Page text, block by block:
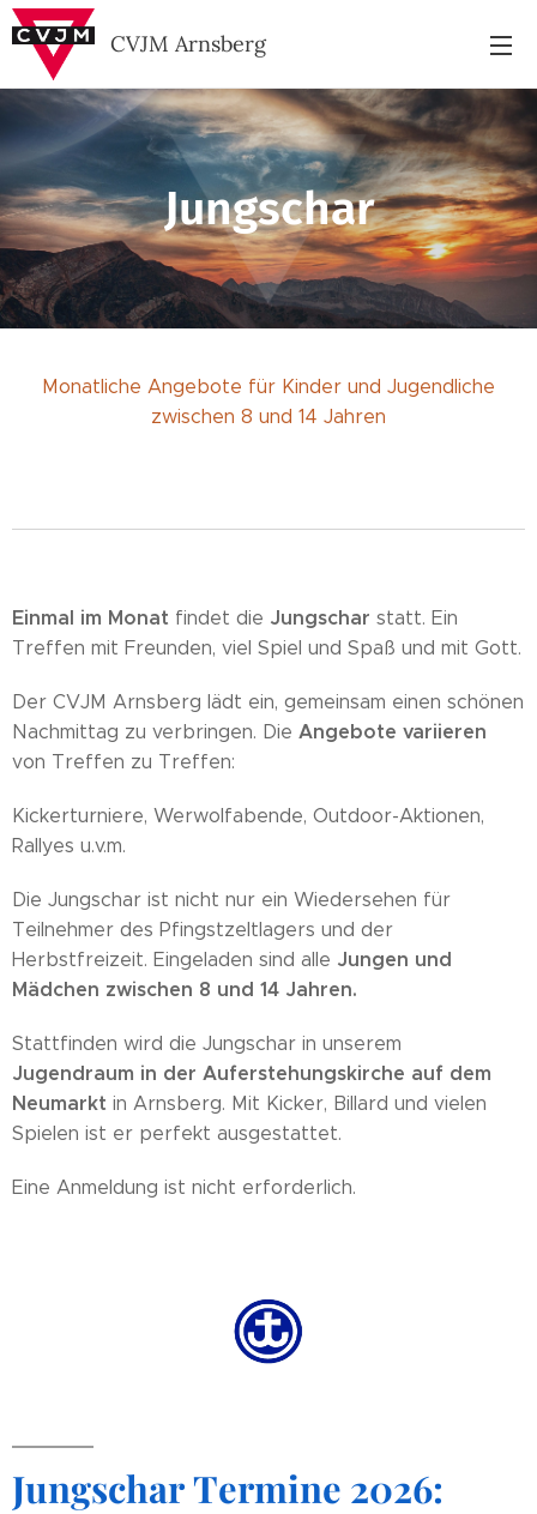
CVJM Arnsberg
Jungschar
Monatliche Angebote für Kinder und Jugendliche
zwischen 8 und 14 Jahren
Einmal im Monat findet die Jungschar statt. Ein
Treffen mit Freunden, viel Spiel und Spaß und mit Gott.
Der CVJM Arnsberg lädt ein, gemeinsam einen schönen
Nachmittag zu verbringen. Die Angebote variieren
von Treffen zu Treffen:
Kickerturniere, Werwolfabende, Outdoor-Aktionen,
Rallyes u.v.m.
Die Jungschar ist nicht nur ein Wiedersehen für
Teilnehmer des Pfingstzeltlagers und der
Herbstfreizeit. Eingeladen sind alle Jungen und
Mädchen zwischen 8 und 14 Jahren.
Stattfinden wird die Jungschar in unserem
Jugendraum in der Auferstehungskirche auf dem
Neumarkt in Arnsberg. Mit Kicker, Billard und vielen
Spielen ist er perfekt ausgestattet.
Eine Anmeldung ist nicht erforderlich.
Jungschar Termine 2026: